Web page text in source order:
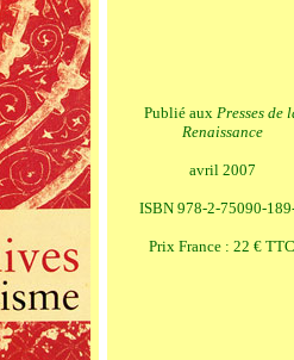
Publié auxPresses de
Renaissance
avril 2007
ISBN 978-2-75090-
Prix France : 22 €